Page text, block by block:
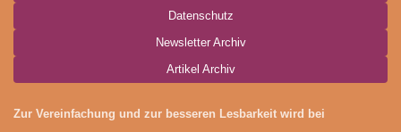
Datenschutz
Newsletter Archiv
Artikel Archiv
Zur Vereinfachung und zur besseren Lesbarkeit wird bei